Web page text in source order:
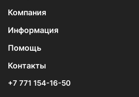
Компания
Информация
Помощь
Контакты
+7 771 154-16-50